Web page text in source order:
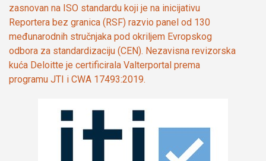
zasnovan na ISO standardu koji je na inicijativu
Reportera bez granica (RSF) razvio panel od 130
međunarodnih stručnjaka pod okriljem Evropskog
odbora za standardizaciju (CEN). Nezavisna revizorska
kuća Deloitte je certificirala Valterportal prema
programu JTI i CWA 17493:2019.